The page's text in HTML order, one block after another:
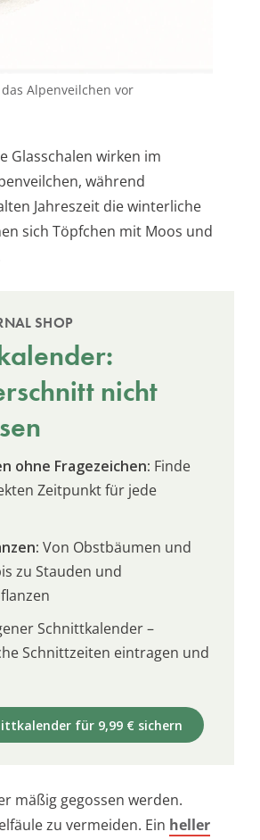
Alpenveilchen vor
Glasschalen wirken im
während
Jahreszeit die winterliche
sich Töpfchen mit Moos und
SHOP
nicht
ohne Fragezeichen: Finde
Zeitpunkt für jede
Von Obstbäumen und
zu Stauden und
Schnittkalender –
Schnittzeiten eintragen und
für 9,99 € sichern
mäßig gegossen werden.
zu vermeiden. Ein heller